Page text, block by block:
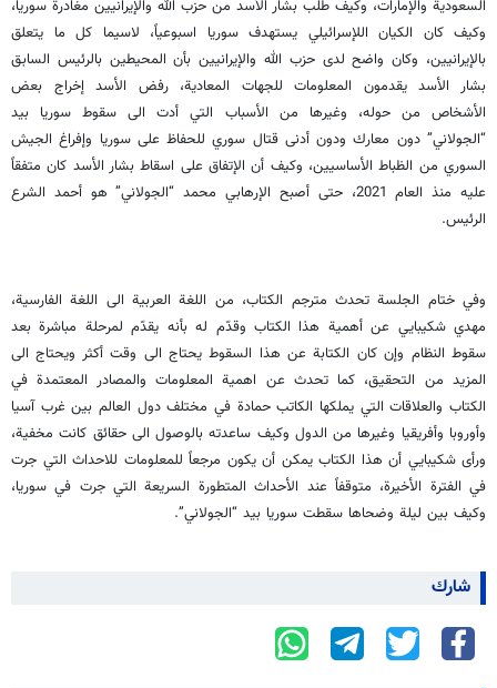
السعودية والإمارات، وكيف طلب بشار الأسد من حزب الله والإيرانيين مغادرة سوريا،
وكيف كان الكيان اللإسرائيلي يستهدف سوريا اسبوعياً، لاسيما كل ما يتعلق
بالإيرانيين، وكان واضح لدى حزب الله والإيرانيين بأن المحيطين بالرئيس السابق
بشار الأسد يقدمون المعلومات للجهات المعادية، رفض الأسد إخراج بعض
الأشخاص من حوله، وغيرها من الأسباب التي أدت الى سقوط سوريا بيد
“الجولاني” دون معارك ودون أدنى قتال سوري للحفاظ على سوريا وإفراغ الجيش
السوري من الظباط الأساسيين، وكيف أن الإتفاق على اسقاط بشار الأسد كان متفقاً
عليه منذ العام 2021، حتى أصبح الإرهابي محمد “الجولاني” هو أحمد الشرع
الرئيس.
وفي ختام الجلسة تحدث مترجم الكتاب، من اللغة العربية الى اللغة الفارسية،
مهدي شكيبايي عن أهمية هذا الكتاب وقدّم له بأنه يقدّم لمرحلة مباشرة بعد
سقوط النظام وإن كان الكتابة عن هذا السقوط يحتاج الى وقت أكثر ويحتاج الى
المزيد من التحقيق، كما تحدث عن اهمية المعلومات والمصادر المعتمدة في
الكتاب والعلاقات التي يملكها الكاتب حمادة في مختلف دول العالم بين غرب آسيا
وأوروبا وأفريقيا وغيرها من الدول وكيف ساعدته بالوصول الى حقائق كانت مخفية،
ورأى شكيبايي أن هذا الكتاب يمكن أن يكون مرجعاً للمعلومات للاحداث التي جرت
في الفترة الأخيرة، متوقفاً عند الأحداث المتطورة السريعة التي جرت في سوريا،
وكيف بين ليلة وضحاها سقطت سوريا بيد “الجولاني”.
شارك